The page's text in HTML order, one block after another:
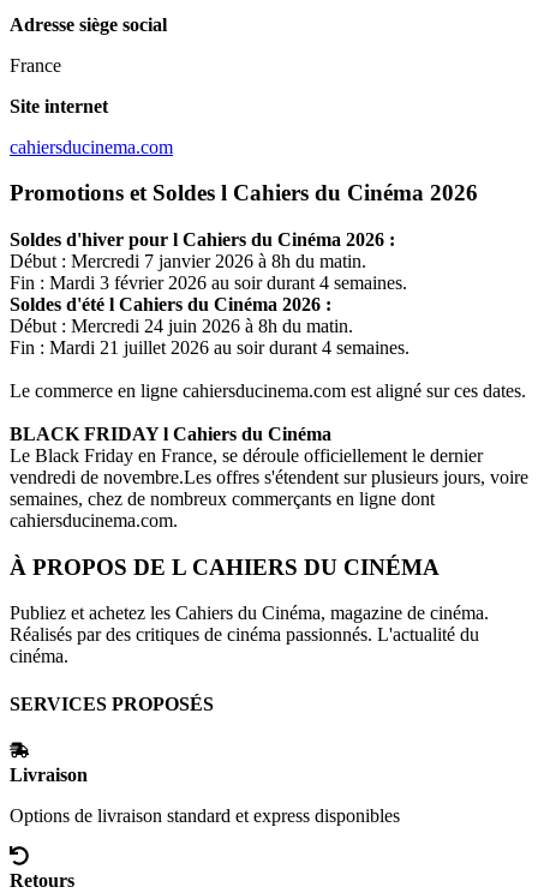
Adresse siège social
France
Site internet
cahiersducinema.com
Promotions et Soldes l Cahiers du Cinéma 2026
Soldes d'hiver pour l Cahiers du Cinéma 2026 :
Début : Mercredi 7 janvier 2026 à 8h du matin.
Fin : Mardi 3 février 2026 au soir durant 4 semaines.
Soldes d'été l Cahiers du Cinéma 2026 :
Début : Mercredi 24 juin 2026 à 8h du matin.
Fin : Mardi 21 juillet 2026 au soir durant 4 semaines.
Le commerce en ligne cahiersducinema.com est aligné sur ces dates.
BLACK FRIDAYl Cahiers du Cinéma
Le Black Friday en France, se déroule officiellement le dernier
vendredi de novembre.Les offres s'étendent sur plusieurs jours, voire
semaines, chez de nombreux commerçants en ligne dont
cahiersducinema.com.
À PROPOS DE L CAHIERS DU CINÉMA
Publiez et achetez les Cahiers du Cinéma, magazine de cinéma.
Réalisés par des critiques de cinéma passionnés. L'actualité du
cinéma.
SERVICES PROPOSÉS
Livraison
Options de livraison standard et express disponibles
Retours